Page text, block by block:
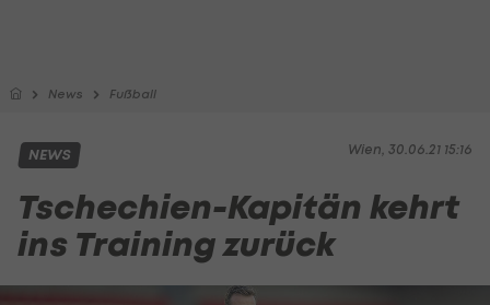
News Fußball
Wien, 30.06.21 15:16
NEWS
Tschechien-Kapitän kehrt
ins Training zurück